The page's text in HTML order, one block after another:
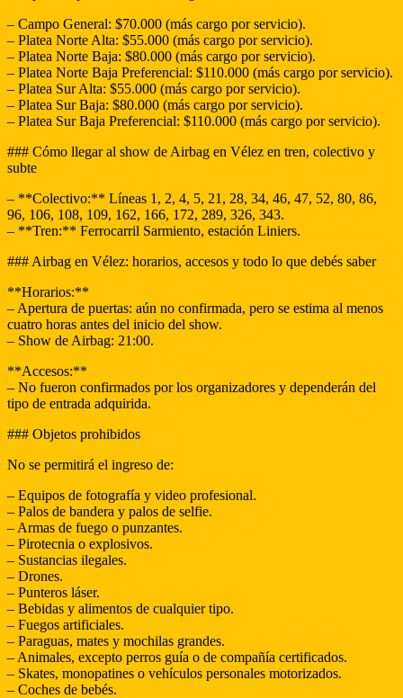
– Campo General: $70.000 (más cargo por servicio).
– Platea Norte Alta: $55.000 (más cargo por servicio).
– Platea Norte Baja: $80.000 (más cargo por servicio).
– Platea Norte Baja Preferencial: $110.000 (más cargo por servicio).
– Platea Sur Alta: $55.000 (más cargo por servicio).
– Platea Sur Baja: $80.000 (más cargo por servicio).
– Platea Sur Baja Preferencial: $110.000 (más cargo por servicio).
### Cómo llegar al show de Airbag en Vélez en tren, colectivo y
subte
– **Colectivo:** Líneas 1, 2, 4, 5, 21, 28, 34, 46, 47, 52, 80, 86,
96, 106, 108, 109, 162, 166, 172, 289, 326, 343.
– **Tren:** Ferrocarril Sarmiento, estación Liniers.
### Airbag en Vélez: horarios, accesos y todo lo que debés saber
**Horarios:**
– Apertura de puertas: aún no confirmada, pero se estima al menos
cuatro horas antes del inicio del show.
– Show de Airbag: 21:00.
**Accesos:**
– No fueron confirmados por los organizadores y dependerán del
tipo de entrada adquirida.
### Objetos prohibidos
No se permitirá el ingreso de:
– Equipos de fotografía y video profesional.
– Palos de bandera y palos de selfie.
– Armas de fuego o punzantes.
– Pirotecnia o explosivos.
– Sustancias ilegales.
– Drones.
– Punteros láser.
– Bebidas y alimentos de cualquier tipo.
– Fuegos artificiales.
– Paraguas, mates y mochilas grandes.
– Animales, excepto perros guía o de compañía certificados.
– Skates, monopatines o vehículos personales motorizados.
– Coches de bebés.